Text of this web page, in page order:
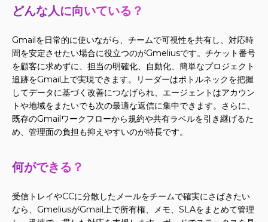
どんな人に向いている？
Gmailを日常的に使いながら、チームで可視性を共有し、対応時
間を安定させたい場合に役立つのがGmeliusです。チケット番号
を顧客に求めずに、担当の明確化、自動化、簡単なプロジェクト
追跡をGmail上で実現できます。リーダーはボトルネックを把握
してデータに基づく改善につなげられ、エージェントはアカウン
トや地域をまたいでも次の最適な返信に集中できます。さらに、
既存のGmailワークフローから規約や共有ラベルを引き継げるた
め、管理面の負担も抑えやすいのが特長です。
何ができる？
受信トレイやCCに分散したメールをチームで確実にさばきたい
なら、GmeliusがGmail上で所有権、メモ、SLAをまとめて管理